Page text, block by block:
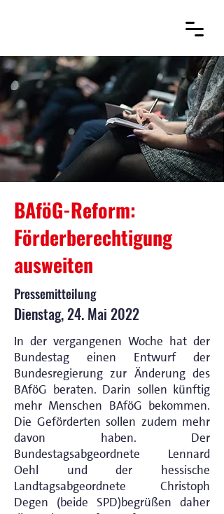
BAföG-Reform:
Förderberechtigung
ausweiten
Pressemitteilung
Dienstag, 24. Mai 2022
In der vergangenen Woche hat der
Bundestag einen Entwurf der
Bundesregierung zur Änderung des
BAföG beraten. Darin sollen künftig
mehr Menschen BAföG bekommen.
Die Geförderten sollen zudem mehr
davon haben. Der
Bundestagsabgeordnete Lennard
Oehl und der hessische
Landtagsabgeordnete Christoph
Degen (beide SPD)begrüßen daher